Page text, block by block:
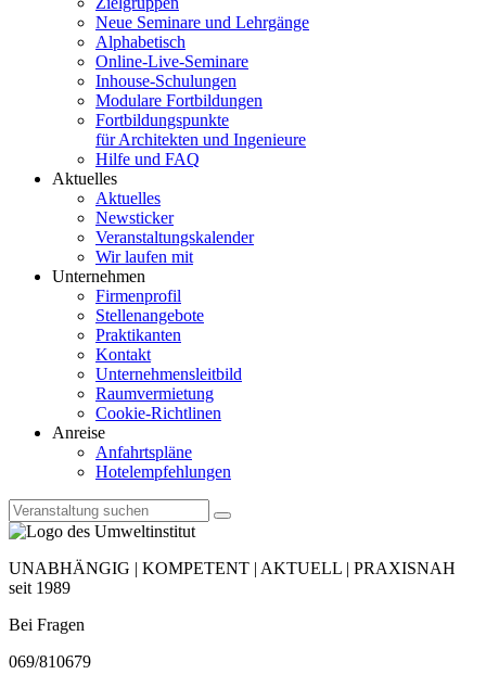
Neue Seminare und Lehrgänge
Alphabetisch
Online-Live-Seminare
Inhouse-Schulungen
Modulare Fortbildungen
Fortbildungspunkte
für Architekten und Ingenieure
Hilfe und FAQ
Aktuelles
Aktuelles
Newsticker
Veranstaltungskalender
Wir laufen mit
Unternehmen
Firmenprofil
Stellenangebote
Praktikanten
Kontakt
Unternehmensleitbild
Raumvermietung
Cookie-Richtlinen
Anreise
Anfahrtspläne
Hotelempfehlungen
UNABHÄNGIG | KOMPETENT | AKTUELL | PRAXISNAH
seit 1989
Bei Fragen
069/810679